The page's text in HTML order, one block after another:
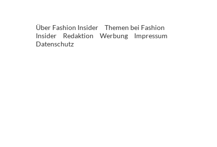
Über Fashion Insider
Themen bei Fashion
Insider
Redaktion Werbung
Impressum
Datenschutz